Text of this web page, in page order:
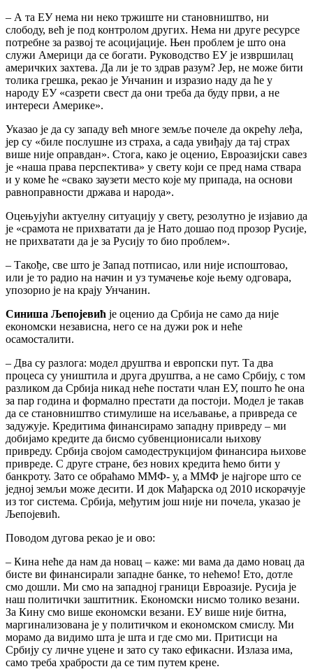
– А та ЕУ нема ни неко тржиште ни становништво, ни
слободу, већ је под контролом других. Нема ни друге ресурсе
потребне за развој те асоцијације. Њен проблем је што она
служи Америци да се богати. Руководство ЕУ је извршилац
америчких захтева. Да ли је то здрав разум? Јер, не може бити
толика грешка, рекао је Унчанин и изразио наду да ће у
народу ЕУ «сазрети свест да они треба да буду први, а не
интереси Америке».
Указао је да су западу већ многе земље почеле да окрећу леђа,
јер су «биле послушне из страха, а сада увиђају да тај страх
више није оправдан». Стога, како је оценио, Евроазијски савез
је «наша права перспектива» у свету који се пред нама ствара
и у коме ће «свако заузети место које му припада, на основи
равноправности држава и народа».
Оцењујући актуелну ситуацију у свету, резолутно је изјавио да
је «срамота не прихватати да је Нато дошао под прозор Русије,
не прихватати да је за Русију то био проблем».
– Такође, све што је Запад потписао, или није испоштовао,
или је то радио на начин и уз тумачење које њему одговара,
упозорио је на крају Унчанин.
Синиша Љепојевић је оценио да Србија не само да није
економски независна, него се на дужи рок и неће
осамосталити.
– Два су разлога: модел друштва и европски пут. Та два
процеса су уништила и друга друштва, а не само Србију, с том
разликом да Србија никад неће постати члан ЕУ, пошто ће она
за пар година и формално престати да постоји. Модел је такав
да се становништво стимулише на исељавање, а привреда се
задужује. Кредитима финансирамо западну привреду – ми
добијамо кредите да бисмо субвенционисали њихову
привреду. Србија својом самодеструкцијом финансира њихове
привреде. С друге стране, без нових кредита ћемо бити у
банкроту. Зато се обраћамо ММФ- у, а ММФ је најгоре што се
једној земљи може десити. И док Мађарска од 2010 искорачује
из тог система. Србија, међутим још није ни почела, указао је
Љепојевић.
Поводом дугова рекао је и ово:
– Кина неће да нам да новац – каже: ми вама да дамо новац да
бисте ви финансирали западне банке, то нећемо! Ето, дотле
смо дошли. Ми смо на западној граници Евроазије. Русија је
наш политички заштитник. Економски нисмо толико везани.
За Кину смо више економски везани. ЕУ више није битна,
маргинализована је у политичком и економском смислу. Ми
морамо да видимо шта је шта и где смо ми. Притисци на
Србију су личне уцене и зато су тако ефикасни. Излаза има,
само треба храбрости да се тим путем крене.